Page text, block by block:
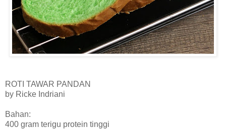
ROTI TAWAR PANDAN
by Ricke Indriani
Bahan:
400 gram terigu protein tinggi